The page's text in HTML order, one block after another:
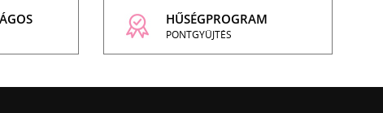
HŰSÉGPROGRAM
PONTGYŰJTÉS